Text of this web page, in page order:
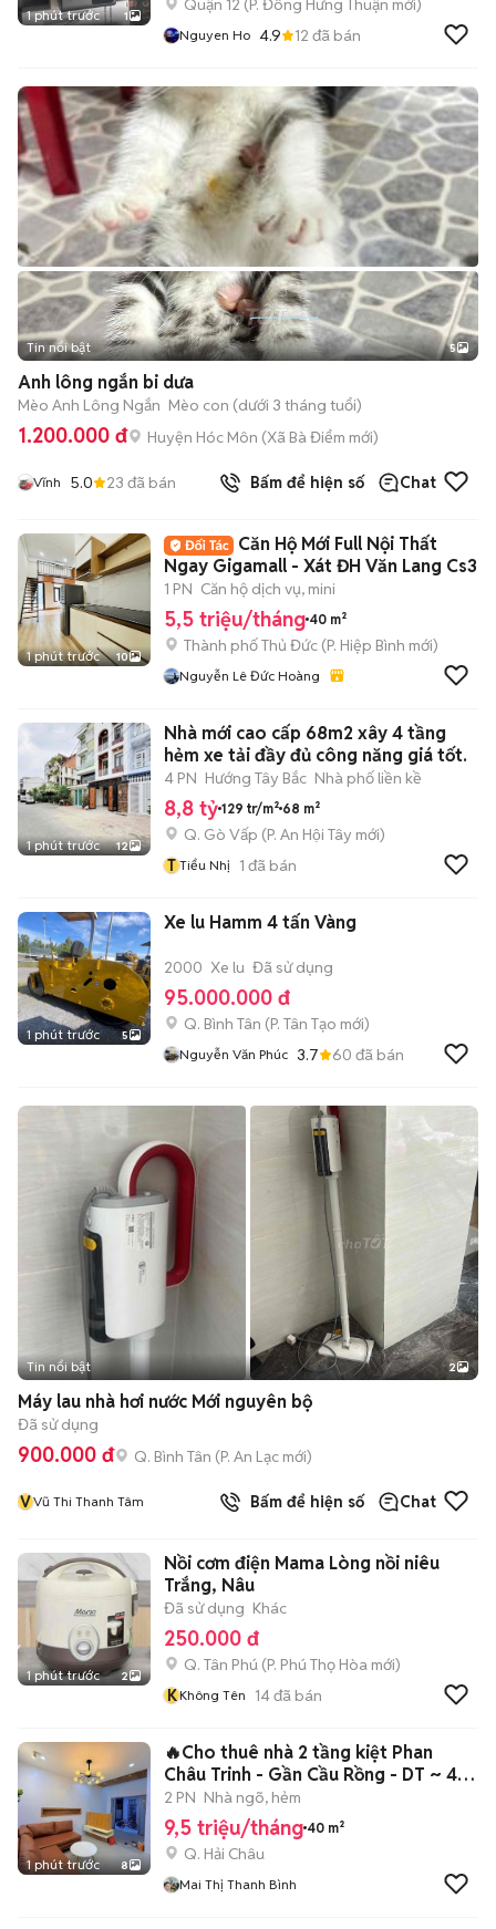
1 phút trước 1
Quận 12 ( P. Đông Hưng Thuận mới)
Nguyen Ho 4.9 12 đã bán
Tin nổi bật 5
Anh lông ngắn bi dưa
Mèo Anh Lông Ngắn Mèo con (dưới 3 tháng tuổi)
1.200.000 đ Huyện Hóc Môn (Xã Bà Điểm mới)
Vĩnh 5.0 23 đã bán Bấm để hiện số Chat
1 phút trước 10
Căn Hộ Mới Full Nội Thất
Ngay Gigamall - Xát ĐH Văn Lang Cs3
1 PN Căn hộ dịch vụ, mini
5,5 triệu/tháng 40 m²
Thành phố Thủ Đức (P. Hiệp Bình mới)
Nguyễn Lê Đức Hoàng
1 phút trước 12
Nhà mới cao cấp 68m2 xây 4 tầng
hẻm xe tải đầy đủ công năng giá tốt.
4 PN Hướng Tây Bắc Nhà phố liền kề
8,8 tỷ 129 tr/m² 68 m²
Q. Gò Vấp (P. An Hội Tây mới)
T Tiểu Nhị 1 đã bán
1 phút trước 5
Xe lu Hamm 4 tấn Vàng
2000 Xe lu Đã sử dụng
95.000.000 đ
Q. Bình Tân (P. Tân Tạo mới)
Nguyễn Văn Phúc 3.7 60 đã bán
Tin nổi bật 2
Máy lau nhà hơi nước Mới nguyên bộ
Đã sử dụng
900.000 đ Q. Bình Tân (P. An Lạc mới)
VVũ Thi Thanh Tâm Bấm để hiện số Chat
1 phút trước 2
Nồi cơm điện Mama Lòng nồi niêu
Trắng, Nâu
Đã sử dụng Khác
250.000 đ
Q. Tân Phú (P. Phú Thọ Hòa mới)
KKhông Tên 14đã bán
1 phút trước 8
🔥Cho thuê nhà 2 tầng kiệt Phan
Châu Trinh - Gần Cầu Rồng - DT ~ 40
m2
2 PN Nhà ngõ, hẻm
9,5 triệu/tháng 40 m²
Q. Hải Châu
Mai Thị Thanh Bình